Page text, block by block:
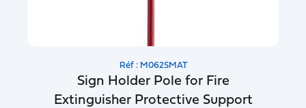
Réf : M062SMAT
Sign Holder Pole for Fire
Extinguisher Protective Support